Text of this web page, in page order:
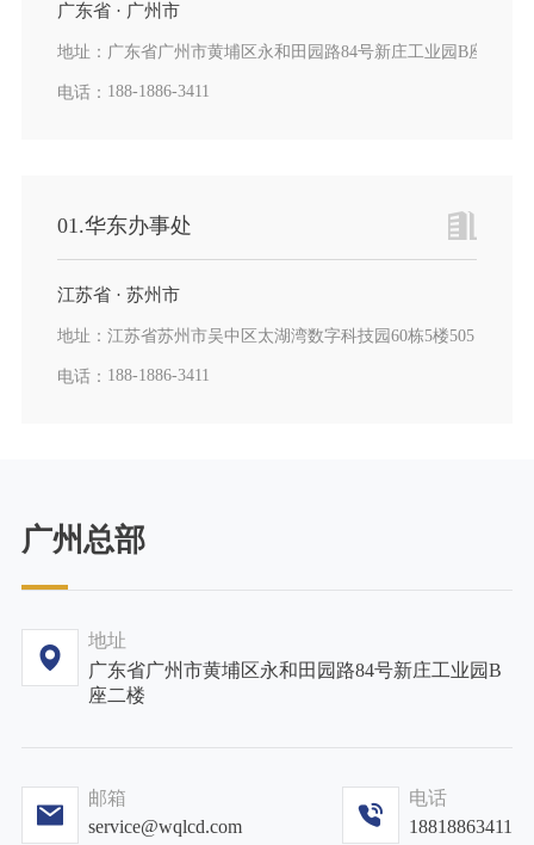
广东省 · 广州市
地址： 广东省广州市黄埔区永和田园路84号新庄工业园B座二楼
电话： 188-1886-3411
01.华东办事处
江苏省 · 苏州市
地址： 江苏省苏州市吴中区太湖湾数字科技园60栋5楼505
电话： 188-1886-3411
广州总部
地址
广东省广州市黄埔区永和田园路84号新庄工业园B
座二楼
邮箱
service@wqlcd.com
电话
18818863411